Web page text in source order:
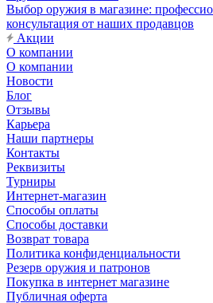
Выбор оружия в магазине:
консультация от наших продавцов
Акции
О компании
О компании
Новости
Блог
Отзывы
Карьера
Наши партнеры
Контакты
Реквизиты
Турниры
Интернет-магазин
Способы оплаты
Способы доставки
Возврат товара
Политика конфиденциальности
Резерв оружия и патронов
Покупка в интернет магазине
Публичная оферта